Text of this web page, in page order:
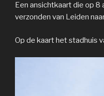
Een ansichtkaart die op
verzonden van Leiden
Op de kaart het stadhuis